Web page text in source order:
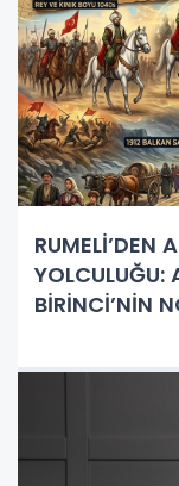
RUMELİ’DEN
YOLCULUĞU:
BİRİNCİ’NİN